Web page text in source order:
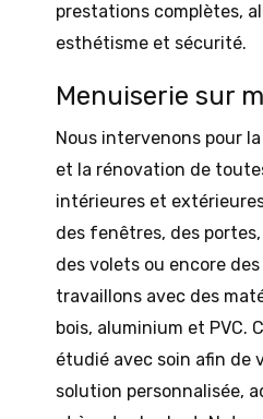
prestations complètes,
esthétisme et sécurité.
Menuiserie sur
Nous intervenons pour
et la rénovation de
intérieures et
des fenêtres, des
des volets ou encore
travaillons avec des
bois, aluminium et PVC.
étudié avec soin afin de
solution personnalisée,